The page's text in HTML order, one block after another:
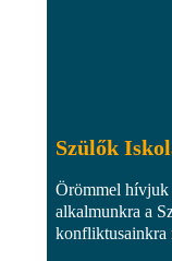
Szülők
Örömmel hívjuk
alkalmunkra a
konfliktusainkra